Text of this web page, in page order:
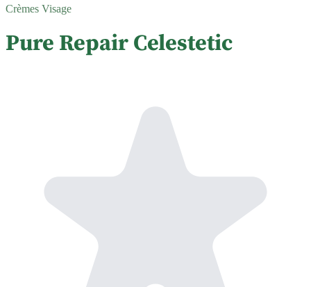
Crèmes Visage
Pure Repair Celestetic